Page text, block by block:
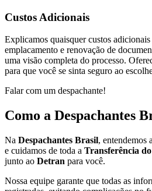
Custos Adicionais
Explicamos quaisquer custos
emplacamento e renovação de
uma visão completa do processo.
para que você se sinta seguro ao
Falar com um despachante!
Como a Despachantes
Na Despachantes Brasil, entendemos
e cuidamos de toda a Transferência
junto ao Detran para você.
Nossa equipe garante que todas as